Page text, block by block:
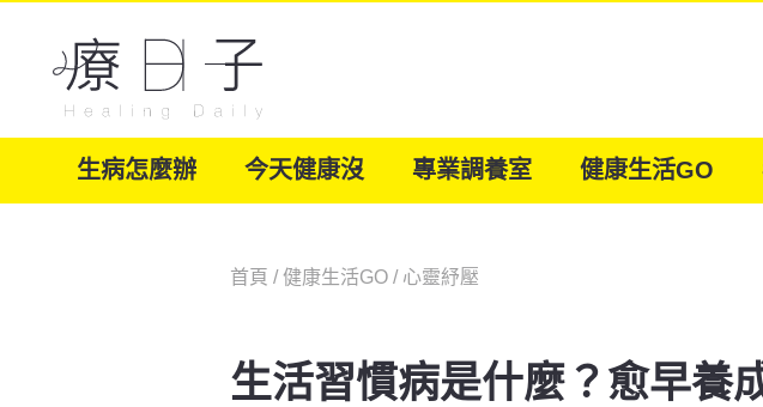
生病怎麼辦 今天健康沒 專業調養室 健康生活GO
首頁 /健康生活GO / 心靈紓壓
生活習慣病是什麼？愈早養